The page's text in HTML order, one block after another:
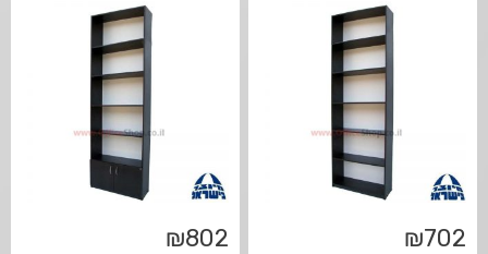
₪702
₪802